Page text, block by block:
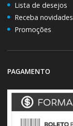
Lista de desejos
Receba novidades
Promoções
PAGAMENTO